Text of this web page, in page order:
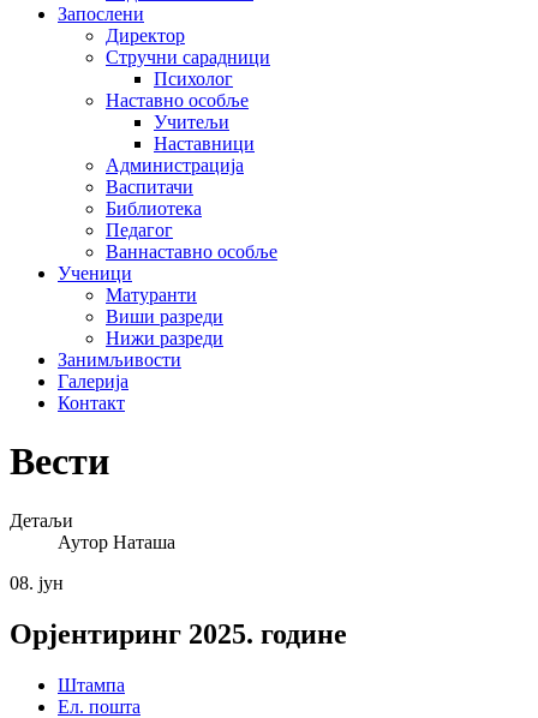
Запослени
Директор
Стручни сарадници
Психолог
Наставно особље
Учитељи
Наставници
Администрација
Васпитачи
Библиотека
Педагог
Ваннаставно особље
Ученици
Матуранти
Виши разреди
Нижи разреди
Занимљивости
Галерија
Контакт
Вести
Детаљи
Аутор Наташа
08. јун
Орјентиринг 2025. године
Штампа
Ел. пошта